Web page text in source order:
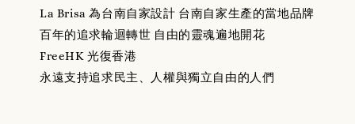
La Brisa 為台南自家設計 台南自家生產的當地品牌
百年的追求輪迴轉世 自由的靈魂遍地開花
FreeHK 光復香港
永遠支持追求民主、人權與獨立自由的人們